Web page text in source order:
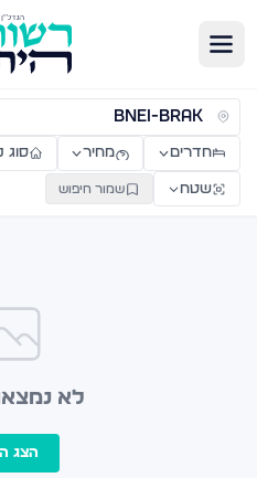
דירות למכירה ולהשכרה
חדרים מחיר סוג
שטח שמור חיפוש
לא
הצג